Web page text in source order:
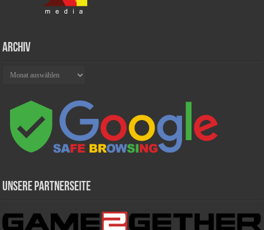
Archiv
Unsere Partnerseite